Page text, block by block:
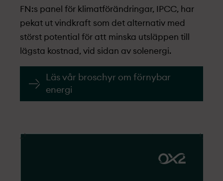
FN:s panel för klimatförändringar, IPCC, har
pekat ut vindkraft som det alternativ med
störst potential för att minska utsläppen till
lägsta kostnad, vid sidan av solenergi.
Läs vår broschyr om förnybar
energi